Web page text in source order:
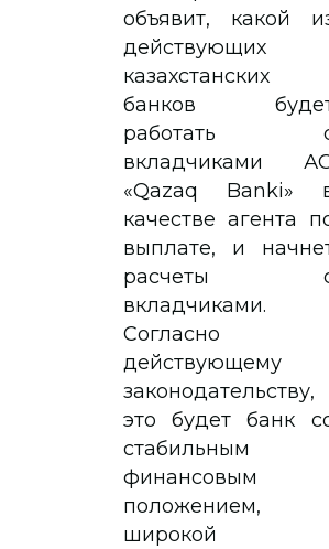
объявит, какой
действующих
казахстанских
банков
работать
вкладчиками
«Qazaq Banki»
качестве агента
выплате, и
расчеты
вкладчиками.
Согласно
действующему
законодательству,
это будет банк
стабильным
финансовым
положением,
широкой